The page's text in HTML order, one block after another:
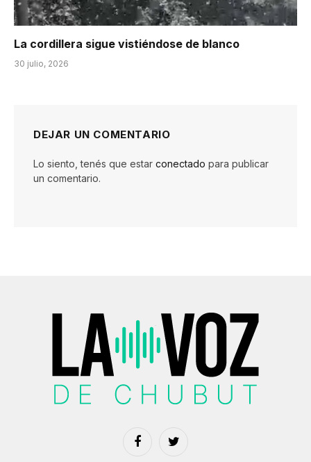
La cordillera sigue vistiéndose de blanco
30 julio, 2026
DEJAR UN COMENTARIO
Lo siento, tenés que estar conectado para publicar
un comentario.
FacebookTwitter